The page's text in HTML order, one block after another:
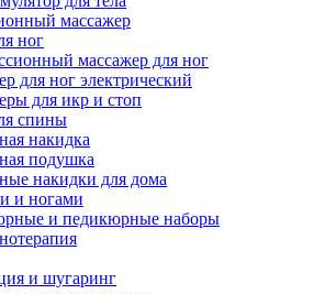
массажер
ног
массажер для ног
для ног электрический
для икр и стоп
спины
накидка
подушка
накидки для дома
и ногами
и педикюрные наборы
и шугаринг